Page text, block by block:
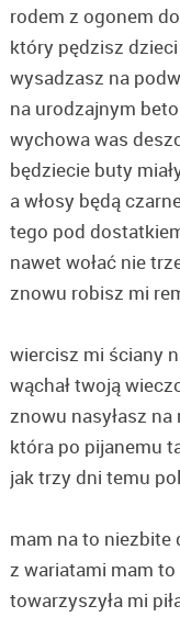
rodem z ogonem
który pędzisz
wysadzasz na
na urodzajnym
wychowa was
będziecie buty
a włosy będą
tego pod
nawet wołać nie
znowu robisz mi
wiercisz mi ściany
wąchał twoją
znowu nasyłasz
która po pijanemu
jak trzy dni temu
mam na to niezbite
z wariatami mam
towarzyszyła mi